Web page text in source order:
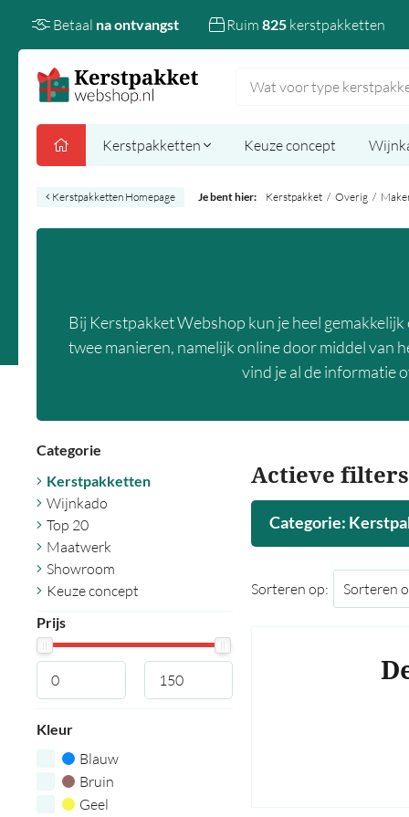
Betaal na ontvangst Ruim 825 kerstpakketten
Kerstpakketten Keuze concept
Kerstpakketten Homepage Je bent hier: Kerstpakket / Overig /
Bij Kerstpakket Webshop kun je heel
twee manieren, namelijk online door middel van
vind je al de informatie
Actieve filters
Categorie:
Sorteren op:
Categorie
Kerstpakketten
Wijnkado
Top 20
Maatwerk
Showroom
Keuze concept
Prijs
Kleur
Blauw
Bruin
Geel